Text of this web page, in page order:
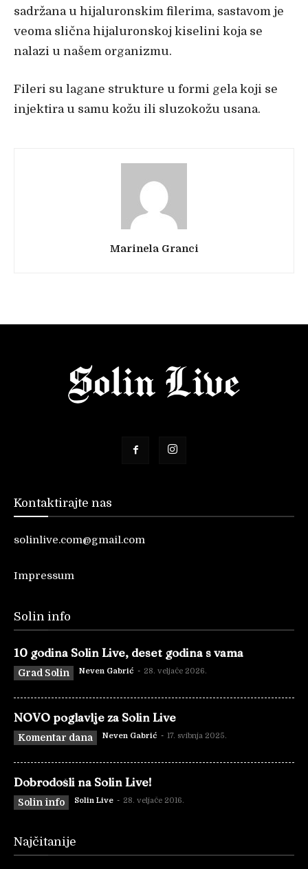
sadržana u hijaluronskim filerima, sastavom je
veoma slična hijaluronskoj kiselini koja se
nalazi u našem organizmu.
Fileri su lagane strukture u formi gela koji se
injektira u samu kožu ili sluzokožu usana.
Marinela Granci
Kontaktirajte nas
solinlive.com@gmail.com
Impressum
Solin info
10 godina Solin Live, deset godina s vama
Grad Solin Neven Gabrić - 28. veljače 2026.
NOVO poglavlje za Solin Live
Komentar dana Neven Gabrić - 17. svibnja 2025.
Dobrodošli na Solin Live!
Solin info Solin Live - 28. veljače 2016.
Najčitanije